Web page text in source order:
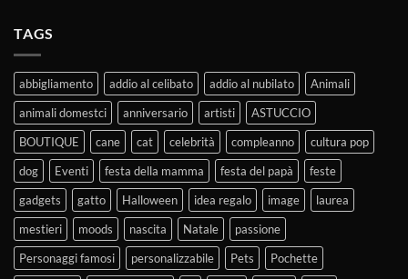
TAGS
abbigliamento addio al celibato addio al nubilato
Animali
animali domestci
anniversario artisti
ASTUCCIO
BOUTIQUE
cane cat celebrità compleanno
cultura pop
dog
Eventi festa della mamma festa del papà
feste
gadgets
gatto Halloween idea regalo image
laurea
mestieri
moods nascita Natale
passione
Personaggi famosi
personalizzabile Pets
Pochette